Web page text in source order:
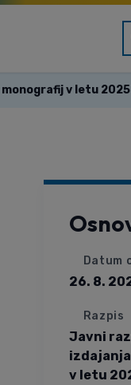
v letu 2025
Datum
26. 8.
Razpis
Javni
v letu